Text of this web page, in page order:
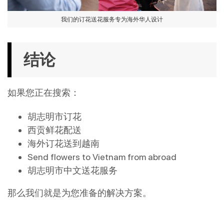
我们的订花送花服务专为海外华人设计
结论
如果您正在搜索：
胡志明市订花
西贡鲜花配送
海外订花送到越南
Send flowers to Vietnam from abroad
胡志明市中文送花服务
那么我们就是为您准备的解决方案。